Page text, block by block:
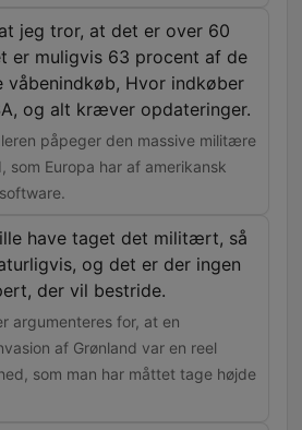
jeg tror, at det er over 60
er muligvis 63 procent af de
våbenindkøb, Hvor indkøber
og alt kræver opdateringer.
påpeger den massive militære
som Europa har af amerikansk
have taget det militært, så
og det er der ingen
der vil bestride.
argumenteres for, at en
af Grønland var en reel
som man har måttet tage højde